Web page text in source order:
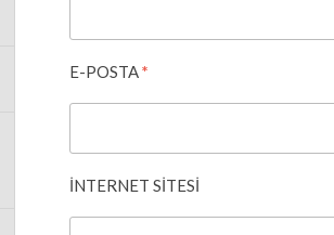
E-POSTA*
İNTERNET SITESI